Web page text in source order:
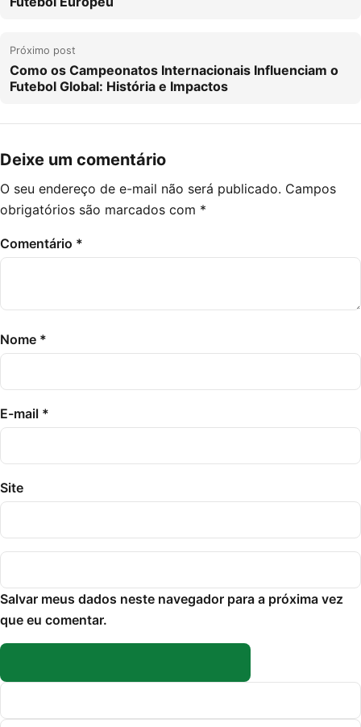
Próximo post
Como os Campeonatos Internacionais Influenciam o
Futebol Global: História e Impactos
Deixe um comentário
O seu endereço de e-mail não será publicado. Campos
obrigatórios são marcados com *
Comentário *
Nome *
E-mail *
Site
Salvar meus dados neste navegador para a próxima vez
que eu comentar.